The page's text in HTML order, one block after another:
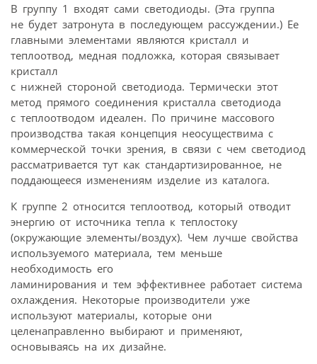
В группу 1 входят сами светодиоды. (Эта группа
не будет затронута в последующем рассуждении.) Ее
главными элементами являются кристалл и
теплоотвод, медная подложка, которая связывает
кристалл
с нижней стороной светодиода. Термически этот
метод прямого соединения кристалла светодиода
с теплоотводом идеален. По причине массового
производства такая концепция неосуществима с
коммерческой точки зрения, в связи с чем светодиод
рассматривается тут как стандартизированное, не
поддающееся изменениям изделие из каталога.
К группе 2 относится теплоотвод, который отводит
энергию от источника тепла к теплостоку
(окружающие элементы/воздух). Чем лучше свойства
используемого материала, тем меньше
необходимость его
ламинирования и тем эффективнее работает система
охлаждения. Некоторые производители уже
используют материалы, которые они
целенаправленно выбирают и применяют,
основываясь на их дизайне.